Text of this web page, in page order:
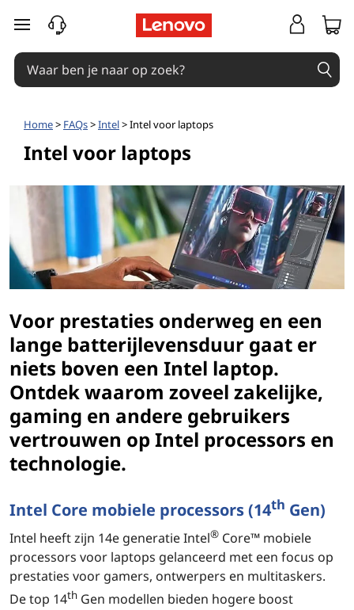
Ga naar de hoofdinhoud
Home> FAQs>Intel> Intel voor laptops
Intel voor laptops
Voor prestaties onderweg en een
lange batterijlevensduur gaat er
niets boven een Intel laptop.
Ontdek waarom zoveel zakelijke,
gaming en andere gebruikers
vertrouwen op Intel processors en
technologie.
Intel Core mobiele processors (14th Gen)
Intel heeft zijn 14e generatie Intel® Core™ mobiele
processors voor laptops gelanceerd met een focus op
prestaties voor gamers, ontwerpers en multitaskers.
De top 14th Gen modellen bieden hogere boost